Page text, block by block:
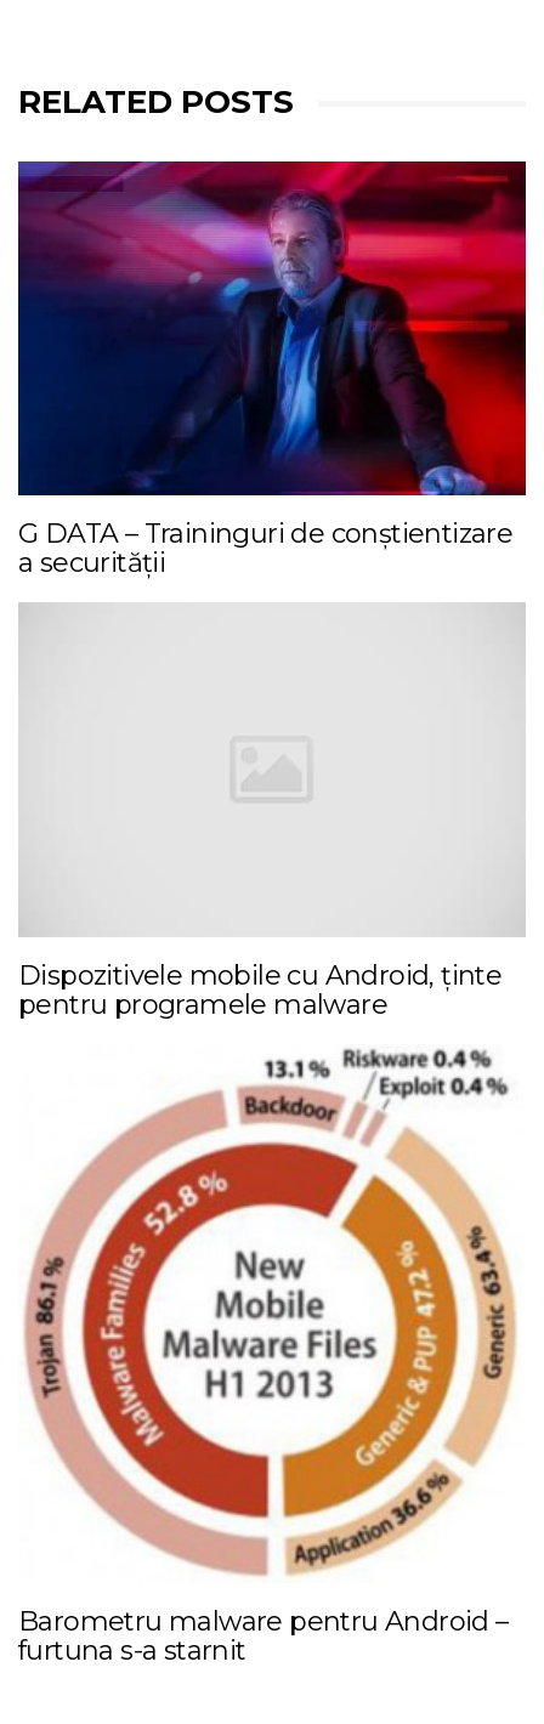
RELATED POSTS
G DATA – Traininguri de conștientizare
a securității
Dispozitivele mobile cu Android, ținte
pentru programele malware
Barometru malware pentru Android –
furtuna s-a starnit